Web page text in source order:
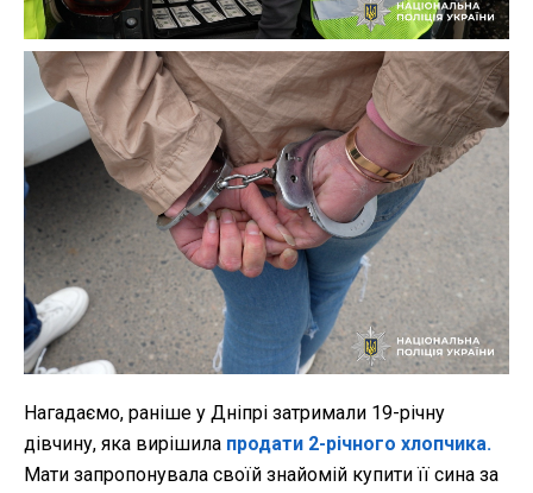
Нагадаємо, раніше у Дніпрі затримали 19-річну
дівчину, яка вирішила продати 2-річного хлопчика.
Мати запропонувала своїй знайомій купити її сина за